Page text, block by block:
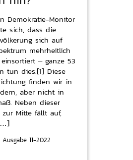
Demokratie-Monitor
sich, dass die
sich auf
mehrheitlich
– ganze 53
tun dies.[1] Diese
finden wir in
aber nicht in
Neben dieser
Mitte fällt auf,
Ausgabe 11-2022